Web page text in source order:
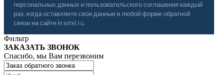
персональных данных и пользовательского соглашения каждый
раз, когда оставляете свои данные в любой форме обратной
связи на сайте kravtel.ru.
Фильтр
ЗАКАЗАТЬ ЗВОНОК
Спасибо, мы Вам перезвоним